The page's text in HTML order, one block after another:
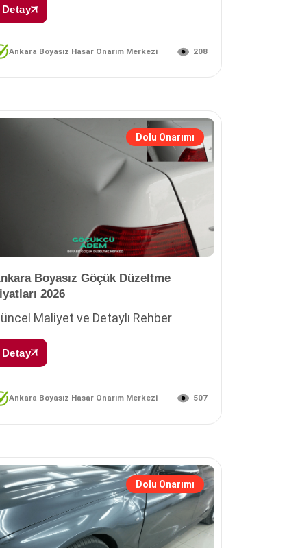
Detay
Ankara Boyasız Hasar Onarım Merkezi 208
Dolu Onarımı
Boyasız Göçük Düzeltme
2026
Maliyet ve Detaylı Rehber
Detay
Ankara Boyasız Hasar Onarım Merkezi 507
Dolu Onarımı